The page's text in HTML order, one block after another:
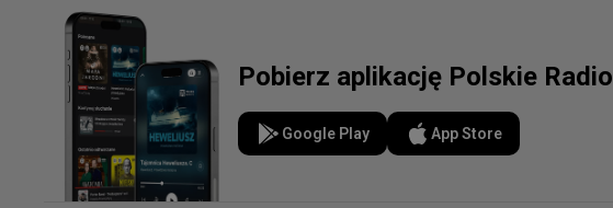
Pobierz aplikację Polskie Radio
Google Play App Store